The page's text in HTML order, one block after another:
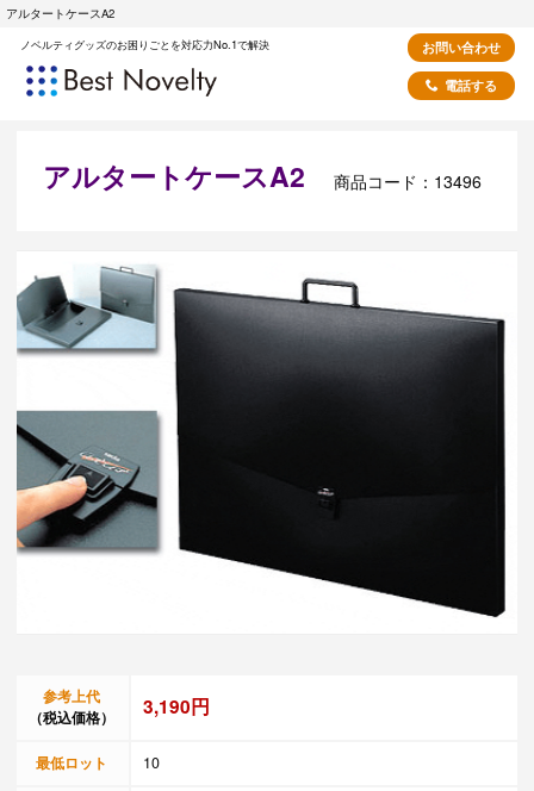
アルタートケースA2
ノベルティグッズのお困りごとを対応力No.1で解決
お問い合わせ
電話する
アルタートケースA2 商品コード：13496
参考上代
（税込価格）
3,190円
最低ロット 10